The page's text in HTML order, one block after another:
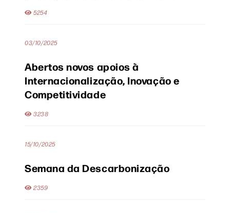
5254
03/10/2025
Abertos novos apoios à
Internacionalização, Inovação e
Competitividade
3238
15/10/2025
Semana da Descarbonização
2359